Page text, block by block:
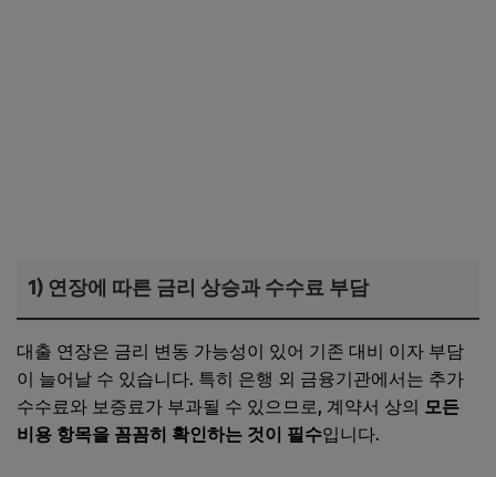
1) 연장에 따른 금리 상승과 수수료 부담
대출 연장은 금리 변동 가능성이 있어 기존 대비 이자 부담
이 늘어날 수 있습니다. 특히 은행 외 금융기관에서는 추가
수수료와 보증료가 부과될 수 있으므로, 계약서 상의 모든
비용 항목을 꼼꼼히 확인하는 것이 필수입니다.